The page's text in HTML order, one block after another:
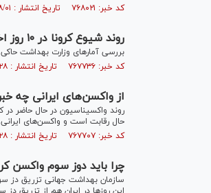
کد خبر: ۷۶۸۰۲۱ تاریخ انتشار : ۱۴۰۰/۰۸/۰۱
روند شیوع کرونا در ۱۰ روز اخیر
بررسی آمار‌های وزارت بهداشت حاکی از آن است که طی ۱۰ روز اخیر در هر ساعت ۸
کد خبر: ۷۶۷۷۳۶ تاریخ انتشار : ۱۴۰۰/۰۷/۲۸
از واکسن‌های ایرانی چه
روند واکسیناسیون در حال حاضر
حال رقابت است و واکسن‌های
کد خبر: ۷۶۷۷۰۷ تاریخ انتشار : ۱۴۰۰/۰۷/۲۸
چرا باید دوز سوم واکسن